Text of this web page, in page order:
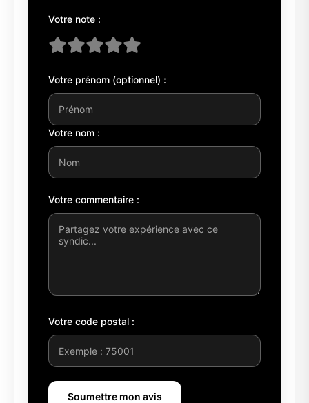
Votre note :
Votre prénom (optionnel) :
Votre nom :
Votre commentaire :
Votre code postal :
Soumettre mon avis